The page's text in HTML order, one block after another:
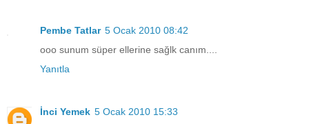
Pembe Tatlar 5 Ocak 2010 08:42
ooo sunum süper ellerine sağlk canım....
Yanıtla
İnci Yemek 5 Ocak 2010 15:33